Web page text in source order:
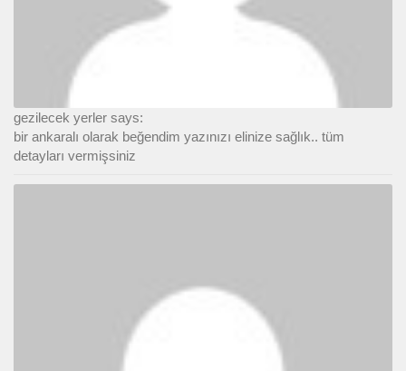
gezilecek yerler says:
bir ankaralı olarak beğendim yazınızı elinize sağlık.. tüm
detayları vermişsiniz